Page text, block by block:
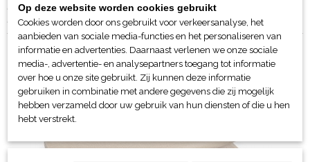
Home >webshop>Per merk >Beechfield Org. Headwear
Handschoenen en sjaalen> Beechfield Classic Woven Scarf
Op deze website worden cookies gebruikt
Cookies worden door ons gebruikt voor verkeersanalyse, het
aanbieden van sociale media-functies en het personaliseren van
informatie en advertenties. Daarnaast verlenen we onze sociale
media-, advertentie- en analysepartners toegang tot informatie
over hoe u onze site gebruikt. Zij kunnen deze informatie
gebruiken in combinatie met andere gegevens die zij mogelijk
hebben verzameld door uw gebruik van hun diensten of die u hen
hebt verstrekt.